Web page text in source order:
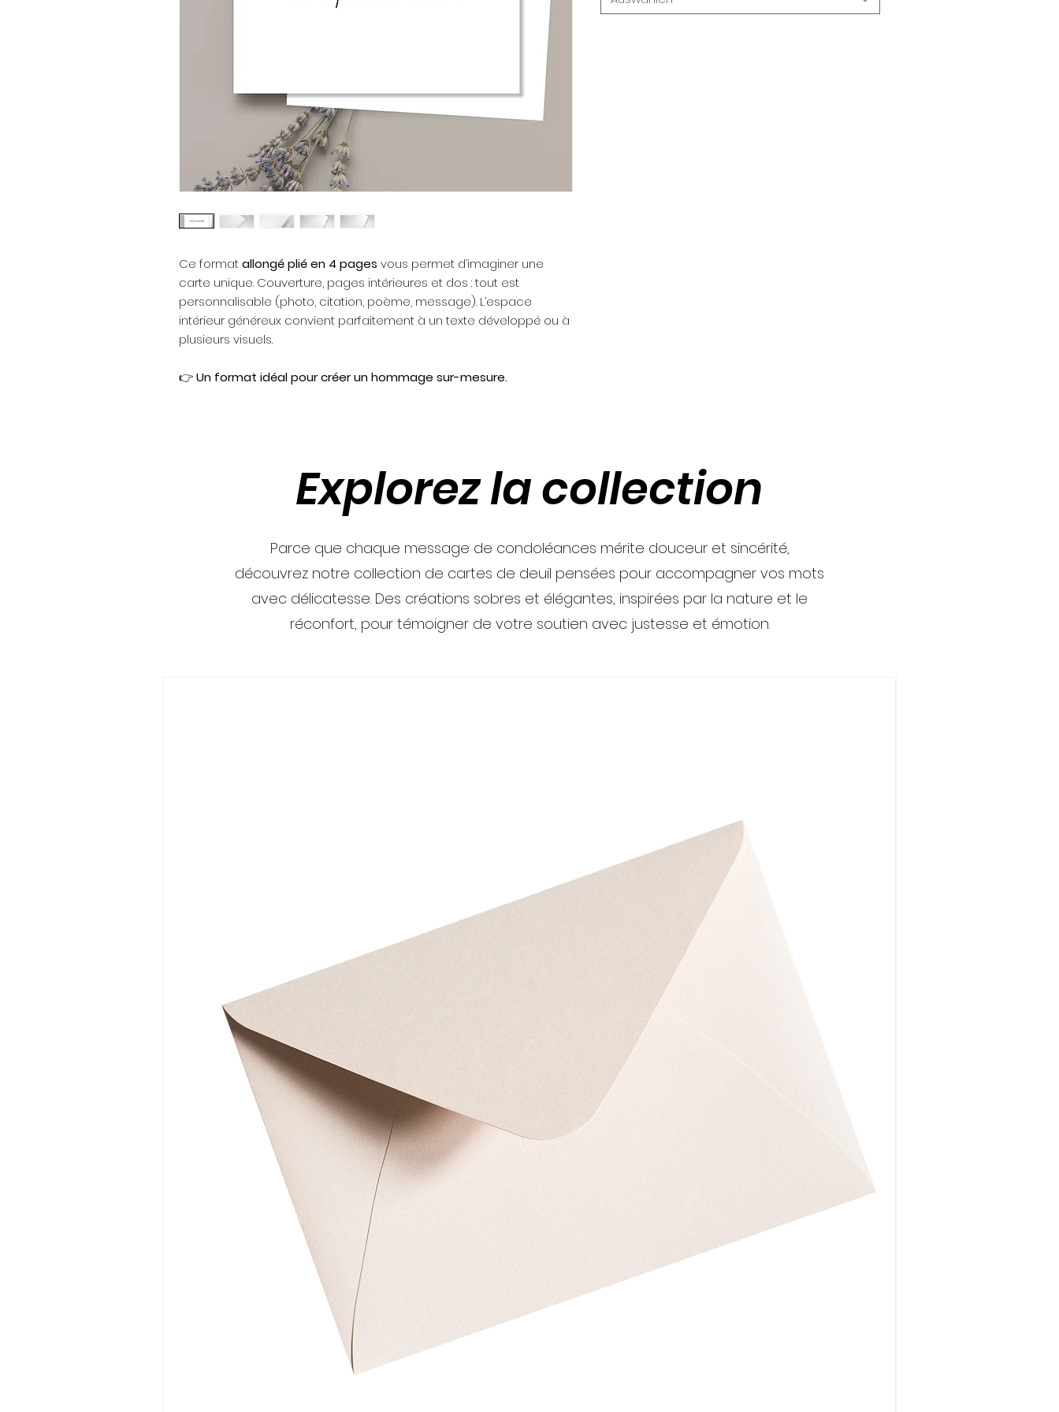
Ce formatallongé plié en 4 pages vous permet d’imaginer une
carte unique. Couverture, pages intérieures et dos : tout est
personnalisable (photo, citation, poème, message). L’espace
intérieur généreux convient parfaitement à un texte développé ou à
plusieurs visuels.
👉Un format idéal pour créer un hommage sur-mesure.
Explorez la collection
Parce que chaque message de condoléances mérite douceur et sincérité,
découvrez notre collection de cartes de deuil pensées pour accompagner vos mots
avec délicatesse. Des créations sobres et élégantes, inspirées par la nature et le
réconfort, pour témoigner de votre soutien avec justesse et émotion.